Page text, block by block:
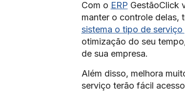
Com o ERP GestãoClick
manter o controle delas,
sistema o tipo de serviço
otimização do seu
de sua empresa.
Além disso, melhora
serviço terão fácil